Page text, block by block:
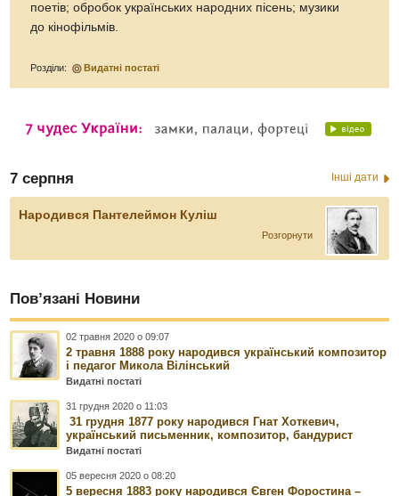
поетів; обробок українських народних пісень; музики
до кінофільмів.
Розділи: Видатні постаті
7 серпня Інші дати
Народився Пантелеймон Куліш
Розгорнути
Пов’язані Новини
02 травня 2020 о 09:07
2 травня 1888 року народився український композитор
і педагог Микола Вілінський
Видатні постаті
31 грудня 2020 о 11:03
31 грудня 1877 року народився Гнат Хоткевич,
український письменник, композитор, бандурист
Видатні постаті
05 вересня 2020 о 08:20
5 вересня 1883 року народився Євген Форостина –